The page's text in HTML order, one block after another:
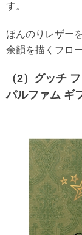
す。
ほんのりレザー
余韻を描くフロ
（2）グッチ
パルファム ギ